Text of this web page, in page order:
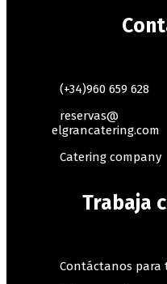
(+34)960 659 628
reservas@
elgrancatering.com
Catering company
Trabaja
Contáctanos para